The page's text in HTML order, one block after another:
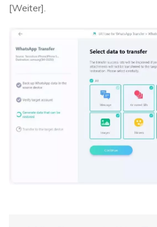
[Weiter].